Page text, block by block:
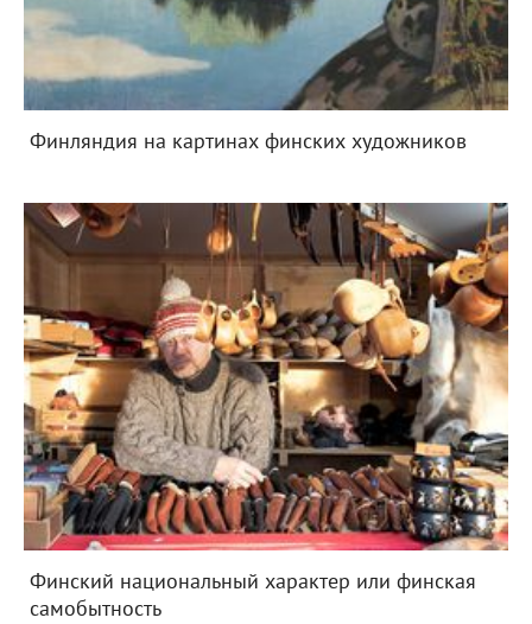
Финляндия на картинах финских художников
Финский национальный характер или финская
самобытность